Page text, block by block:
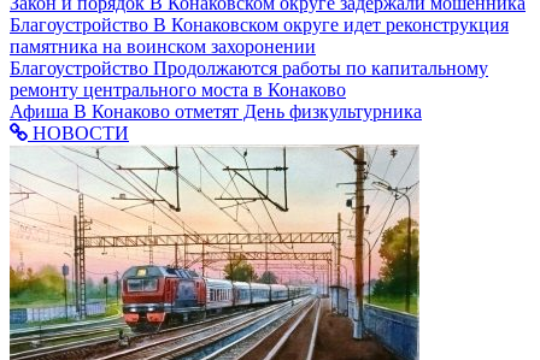
Благоустройство В Конаковском округе идет реконструкция
памятника на воинском захоронении
Благоустройство Продолжаются работы по капитальному
ремонту центрального моста в Конаково
Афиша В Конаково отметят День физкультурника
НОВОСТИ